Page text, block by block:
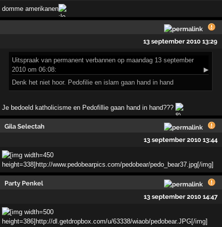
domme amerikanen
13 september 2010 13:29
Uitspraak van permanent verbannen op maandag 13 september
2010 om 06:08:
▶
Denk het niet hoor. Pedofilie en islam gaan hand in hand
Je bedoeld katholicisme en Pedofillie gaan hand in hand???
Gila Selectah
13 september 2010 13:44
Party Penkel
13 september 2010 14:47